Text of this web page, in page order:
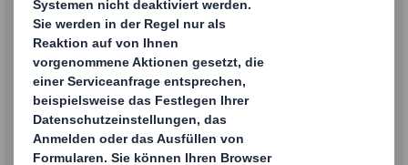
Nachname
E-Mail